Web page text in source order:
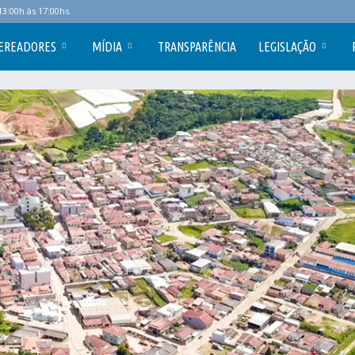
às 17:00hs.
MÍDIA TRANSPARÊNCIA LEGISLAÇÃO